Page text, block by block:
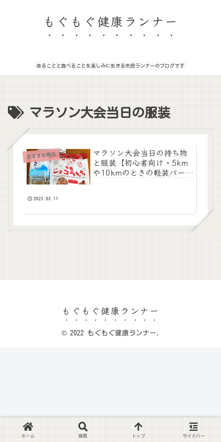
もぐもぐ健康ランナー
走ることと食べることを楽しみに生きる市民ランナーのブログです
マラソン大会当日の服装
おすすめ商品
マラソン大会当日の持ち物
と服装【初心者向け・5km
や10kmのときの軽装バージ
2023.03.11
もぐもぐ健康ランナー
© 2022 もぐもぐ健康ランナー.
ホーム 検索 トップ サイドバー